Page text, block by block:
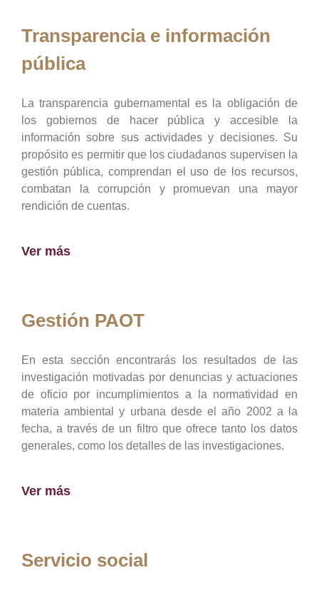
Transparencia e información
pública
La transparencia gubernamental es la obligación de
los gobiernos de hacer pública y accesible la
información sobre sus actividades y decisiones. Su
propósito es permitir que los ciudadanos supervisen la
gestión pública, comprendan el uso de los recursos,
combatan la corrupción y promuevan una mayor
rendición de cuentas.
Ver más
Gestión PAOT
En esta sección encontrarás los resultados de las
investigación motivadas por denuncias y actuaciones
de oficio por incumplimientos a la normatividad en
materia ambiental y urbana desde el año 2002 a la
fecha, a través de un filtro que ofrece tanto los datos
generales, como los detalles de las investigaciones.
Ver más
Servicio social